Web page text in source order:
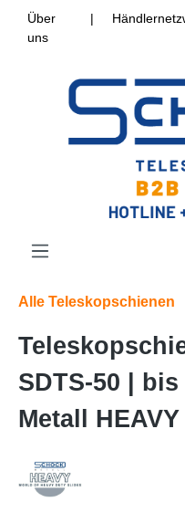
Über
uns
|
Alle Teleskopschienen
SDTS-50 |
Metall HEAVY